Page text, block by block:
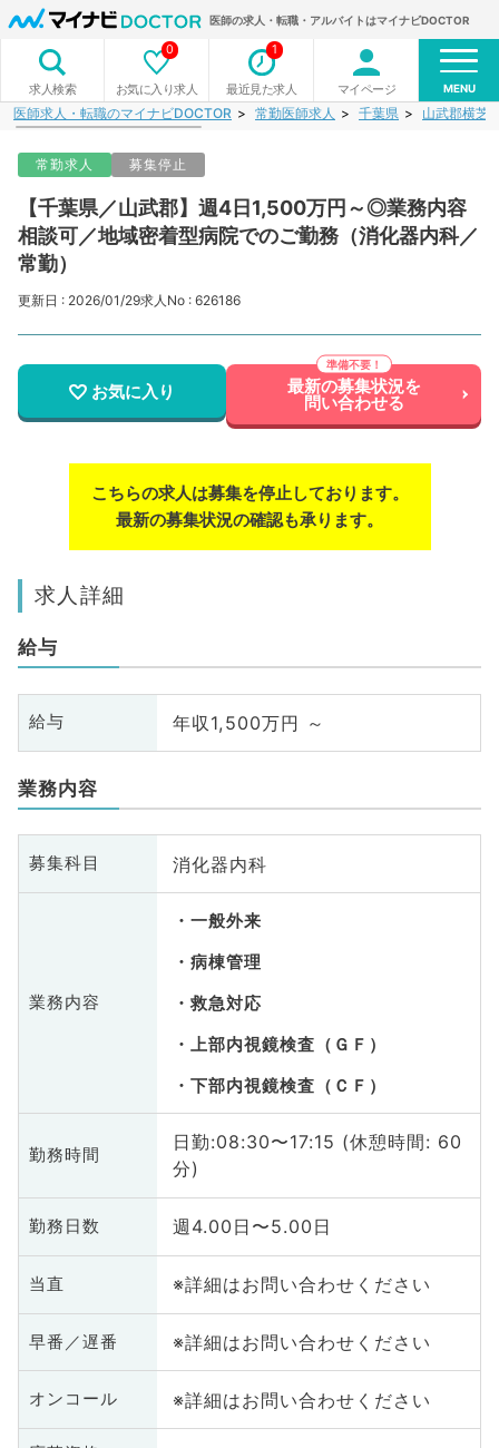
医師の求人・転職・アルバイトはマイナビDOCTOR
求人検索 お気に入り求人
0
最近見た求人
1
マイページ MENU
医師求人・転職のマイナビDOCTOR 常勤医師求人 千葉県 山武郡横芝
常勤求人 募集停止
【千葉県／山武郡】週4日1,500万円～◎業務内容
相談可／地域密着型病院でのご勤務（消化器内科／
常勤）
更新日 : 2026/01/29求人No : 626186
お気に入り 最新の募集状況を
問い合わせる
こちらの求人は募集を停止しております。
最新の募集状況の確認も承ります。
求人詳細
給与
給与 年収1,500万円 ～
業務内容
募集科目 消化器内科
業務内容
一般外来
病棟管理
救急対応
上部内視鏡検査（ＧＦ）
下部内視鏡検査（ＣＦ）
勤務時間
日勤:08:30〜17:15 (休憩時間: 60
分)
勤務日数 週4.00日〜5.00日
当直 ※詳細はお問い合わせください
早番／遅番 ※詳細はお問い合わせください
オンコール ※詳細はお問い合わせください